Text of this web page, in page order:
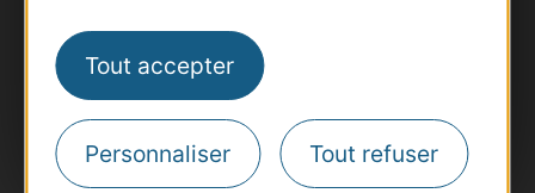
Tout accepter
Personnaliser Tout refuser
Site presse et d'influence
Voyagistes
Destination Sport
Inscrivez-vous à la lettre d'information
Destination Occitanie pour recevoir des